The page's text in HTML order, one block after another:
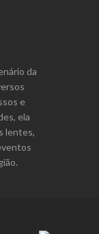
da
e
ela
lentes,